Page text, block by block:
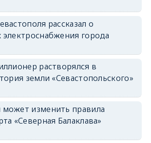
рассказал о
электроснабжения города
растворялся в
земли «Севастопольского»
изменить правила
«Северная Балаклава»